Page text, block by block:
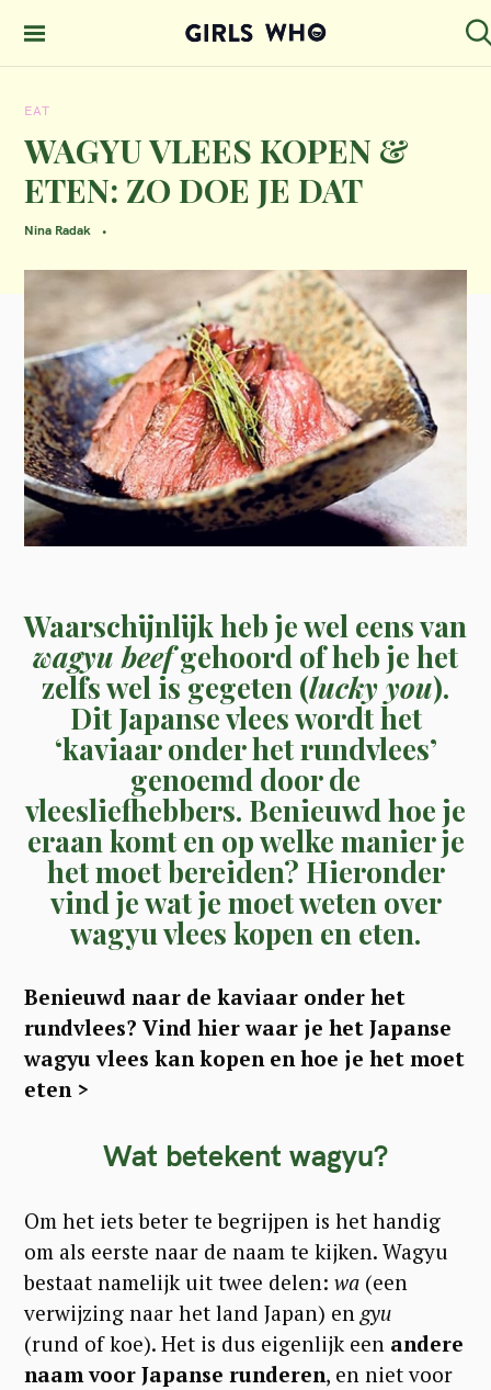
GIRLS WHO
EAT
WAGYU VLEES KOPEN &
ETEN: ZO DOE JE DAT
Nina Radak
Waarschijnlijk heb je wel eens van
wagyu beefgehoord of heb je het
zelfs wel is gegeten (lucky you).
Dit Japanse vlees wordt het
‘kaviaar onder het rundvlees’
genoemd door de
vleesliefhebbers. Benieuwd hoe je
eraan komt en op welke manier je
het moet bereiden? Hieronder
vind je wat je moet weten over
wagyu vlees kopen en eten.
Benieuwd naar de kaviaar onder het
rundvlees? Vind hier waar je het Japanse
wagyu vlees kan kopen en hoe je het moet
eten >
Wat betekent wagyu?
Om het iets beter te begrijpen is het handig
om als eerste naar de naam te kijken. Wagyu
bestaat namelijk uit twee delen: wa (een
verwijzing naar het land Japan) en gyu
(rund of koe). Het is dus eigenlijk een andere
naam voor Japanse runderen, en niet voor